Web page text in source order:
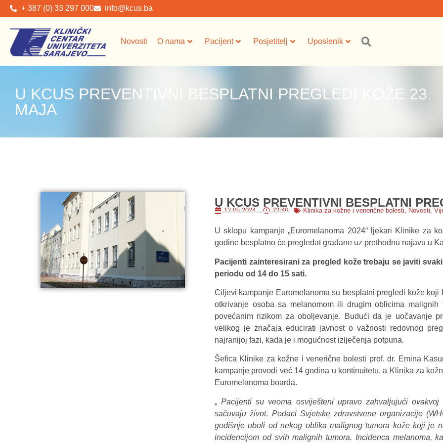
+ 387 (0) 33 297 000 info@kcus.ba
Novosti O nama Pacijent Posjetitelj Uposlenik
U KCUS PREVENTIVNI BESPLATNI PREGLEDI KOŽE 23.
MAJA
U KCUS PREVENTIVNI BESPLATNI
12.05.2024. 22:46 Klinika za kožne i venerične bolesti, Novosti,
U sklopu kampanje „Euromelanoma 2024“ ljekari Klinike za
godine besplatno će pregledat građane uz prethodnu najavu u
Pacijenti zainteresirani za pregled kože trebaju se javiti
periodu od 14 do 15 sati.
Ciljevi kampanje Euromelanoma su besplatni pregledi kože
otkrivanje osoba sa melanomom ili drugim oblicima
povećanim rizikom za oboljevanje. Budući da je uočavanje
velikog je značaja educirati javnost o važnosti redovnog
najranijoj fazi, kada je i mogućnost izlječenja potpuna.
Šefica Klinike za kožne i venerične bolesti prof. dr. Emina
kampanje provodi već 14 godina u kontinuitetu, a Klinika za
Euromelanoma boarda.
„ Pacijenti su veoma osviješteni upravo zahvaljujući
sačuvaju život. Podaci Svjetske zdravstvene organizacije
godišnje oboli od nekog oblika malignog tumora kože koji je
incidencijom od svih malignih tumora. Incidenca melanoma,